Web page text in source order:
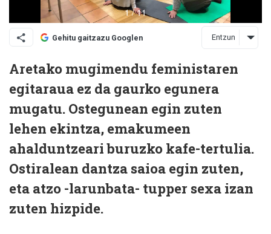
Gehitu gaitzazu Googlen Entzun
Aretako mugimendu feministaren
egitaraua ez da gaurko egunera
mugatu. Ostegunean egin zuten
lehen ekintza, emakumeen
ahalduntzeari buruzko kafe-tertulia.
Ostiralean dantza saioa egin zuten,
eta atzo -larunbata- tupper sexa izan
zuten hizpide.